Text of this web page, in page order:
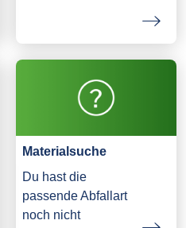
Materialsuche
Du hast die
passende Abfallart
noch nicht